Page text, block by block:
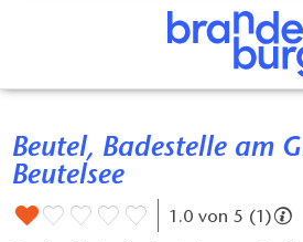
Beutel, Badestelle am Großen
Beutelsee
1.0 von 5 (1)